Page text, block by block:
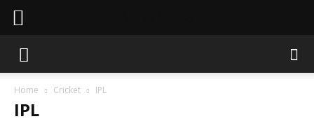
Home Cricket IPL
IPL